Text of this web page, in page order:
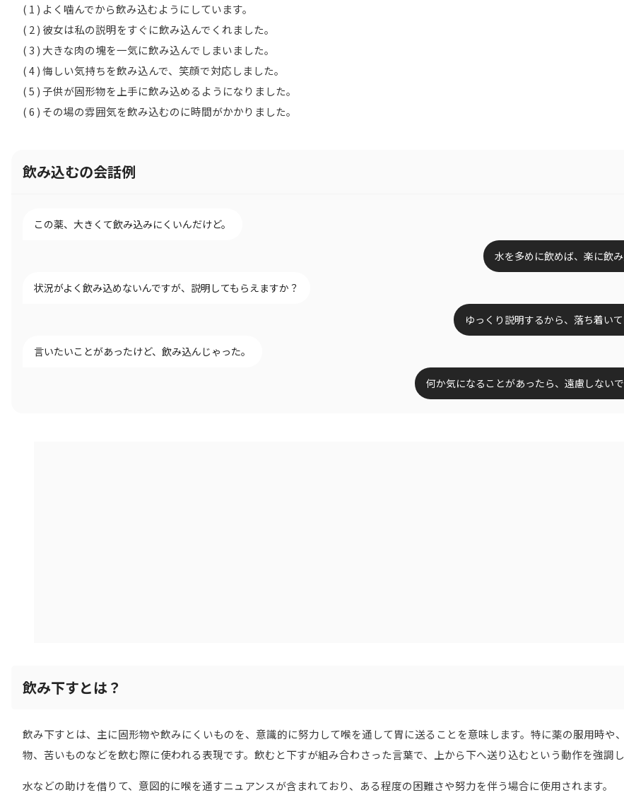
( 1 ) よく噛んでから飲み込むようにしています。
( 2 ) 彼女は私の説明をすぐに飲み込んでくれました。
( 3 ) 大きな肉の塊を一気に飲み込んでしまいました。
( 4 ) 悔しい気持ちを飲み込んで、笑顔で対応しました。
( 5 ) 子供が固形物を上手に飲み込めるようになりました。
( 6 ) その場の雰囲気を飲み込むのに時間がかかりました。
飲み込むの会話例
この薬、大きくて飲み込みにくいんだけど。
水を多めに飲めば、楽に飲み
状況がよく飲み込めないんですが、説明してもらえますか？
ゆっくり説明するから、落ち着いて
言いたいことがあったけど、飲み込んじゃった。
何か気になることがあったら、遠慮しないで
飲み下すとは？
飲み下すとは、主に固形物や飲みにくいものを、意識的に努力して喉を通して胃に送ることを意味します。特に薬の服用時や
物、苦いものなどを飲む際に使われる表現です。飲むと下すが組み合わさった言葉で、上から下へ送り込むという動作を強調し
水などの助けを借りて、意図的に喉を通すニュアンスが含まれており、ある程度の困難さや努力を伴う場合に使用されます。